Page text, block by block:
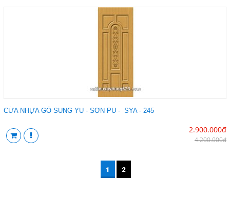
CỬA NHỰA GỖ SUNG YU - SƠN PU - SYA - 245
2.900.000đ
4.200.000đ
1 2